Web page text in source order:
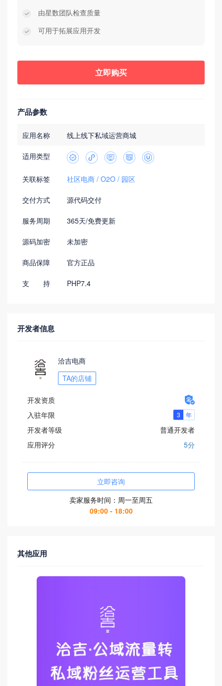
由星数团队检查质量
可用于拓展应用开发
立即购买
产品参数
应用名称 线上线下私域运营商城
适用类型
关联标签 社区电商 O2O 园区
交付方式 源代码交付
服务周期 365天/免费更新
源码加密 未加密
商品保障 官方正品
支 持 PHP7.4
开发者信息
洽吉电商
TA的店铺
开发资质 
入驻年限
开发者等级
普通开发者
应用评分
5分
立即咨询
卖家服务时间：周一至周五
09:00 - 18:00
其他应用